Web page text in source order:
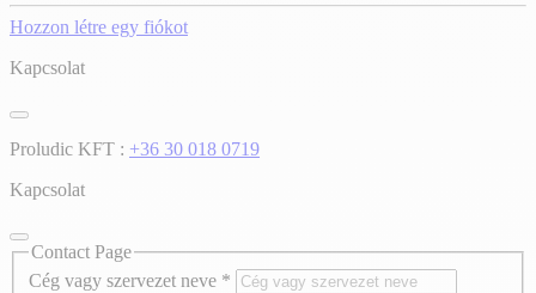
Hozzon létre egy fiókot
Kapcsolat
Proludic KFT : +36 30 018 0719
Kapcsolat
Contact Page
Cég vagy szervezet neve *